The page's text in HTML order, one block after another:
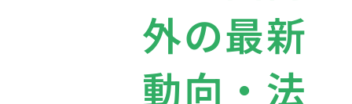
外の最新
動向・法